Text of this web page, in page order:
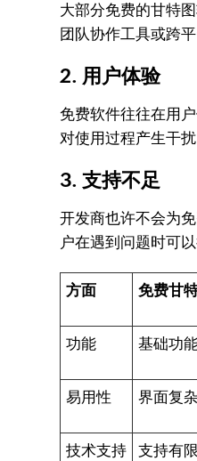
大部分免费的甘特
团队协作工具或跨
2. 用户体验
免费软件往往在用
对使用过程产生干
3. 支持不足
开发商也许不会为
户在遇到问题时可
方面 免费甘
功能 基础功
易用性 界面复
技术支持 支持有